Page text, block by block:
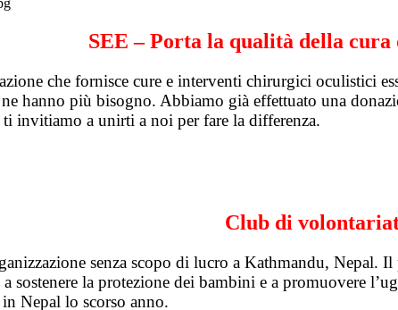
SEE – Porta la qualità della
che fornisce cure e interventi chirurgici oculistici
ne hanno più bisogno. Abbiamo già effettuato una
invitiamo a unirti a noi per fare la differenza.
Club di
senza scopo di lucro a Kathmandu, Nepal.
sostenere la protezione dei bambini e a promuovere
Nepal lo scorso anno.